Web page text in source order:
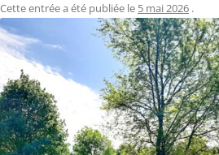
Cette entrée a été publiée le 5 mai 2026 .